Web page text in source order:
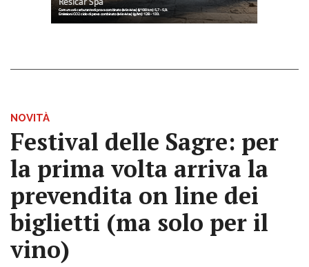
NOVITÀ
Festival delle Sagre: per
la prima volta arriva la
prevendita on line dei
biglietti (ma solo per il
vino)